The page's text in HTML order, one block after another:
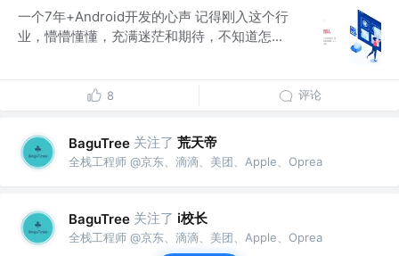
一个7年+Android开发的心声 记得刚入这个行
业，懵懵懂懂，充满迷茫和期待，不知道怎...
8 评论
BaguTree 关注了 荒天帝
全栈工程师 @京东、滴滴、美团、Apple、Oprea
BaguTree 关注了 i校长
全栈工程师 @京东、滴滴、美团、Apple、Oprea